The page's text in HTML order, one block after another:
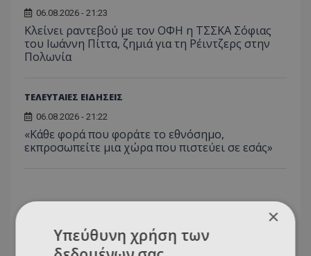
06.08.2026 - 21:23
Κλείνει ραντεβού με τον ΟΦΗ η ΤΣΣΚΑ Σόφιας
του Ιωάννη Πίττα, ζημιά για τη Ρέιντζερς στην
Πολωνία
ΤΕΛΕΥΤΑΙΕΣ ΕΙΔΗΣΕΙΣ
06.08.2026 - 21:22
«Κάθε φορά που φοράτε το εθνόσημο,
εκπροσωπείτε μια χώρα που πιστεύει σε εσάς»
×
Υπεύθυνη χρήση των